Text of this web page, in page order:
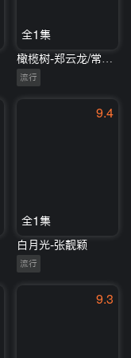
全1集
流行
9.4
全1集
白月光-张靓颖
流行
9.3